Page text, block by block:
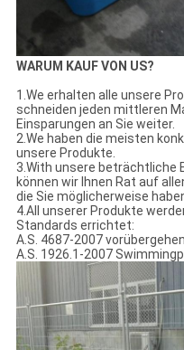
WARUM KAUF VON US?
1.We erhalten alle unsere
schneiden jeden mittleren
Einsparungen an Sie weiter.
2.We haben die meisten
unsere Produkte.
3.With unsere beträchtliche
können wir Ihnen Rat auf
die Sie möglicherweise
4.All unserer Produkte
Standards errichtet:
A.S. 4687-2007
A.S. 1926.1-2007